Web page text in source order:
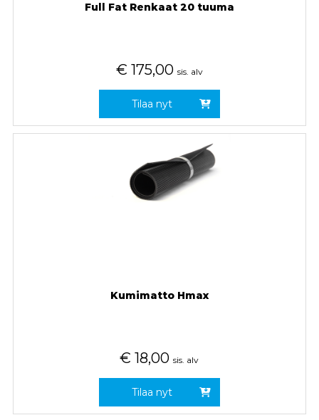
Full Fat Renkaat 20 tuuma
€ 175,00 sis. alv
Tilaa nyt
Kumimatto Hmax
€ 18,00 sis. alv
Tilaa nyt